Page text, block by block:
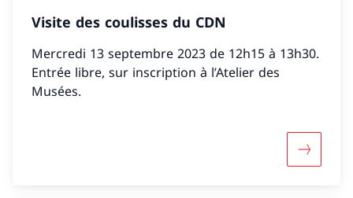
Visite des coulisses du CDN
Mercredi 13 septembre 2023 de 12h15 à 13h30.
Entrée libre, sur inscription à l’Atelier des
Musées.